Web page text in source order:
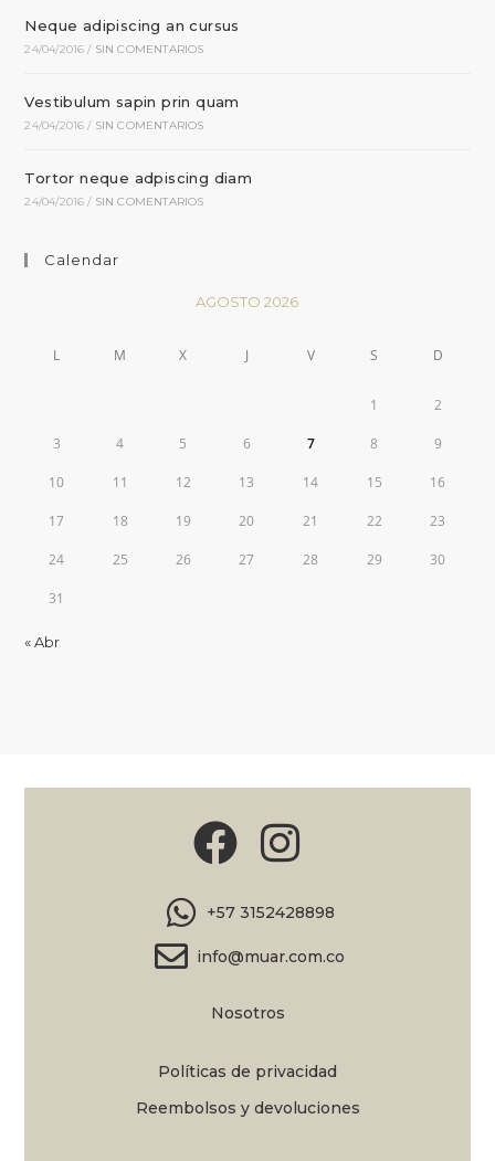
Neque adipiscing an cursus
24/04/2016 / SIN COMENTARIOS
Vestibulum sapin prin quam
24/04/2016 / SIN COMENTARIOS
Tortor neque adpiscing diam
24/04/2016 / SIN COMENTARIOS
Calendar
AGOSTO 2026
L M X J V S D
1 2
3 4 5 6 7 8 9
10 11 12 13 14 15 16
17 18 19 20 21 22 23
24 25 26 27 28 29 30
31
« Abr
+57 3152428898
info@muar.com.co
Nosotros
Políticas de privacidad
Reembolsos y devoluciones